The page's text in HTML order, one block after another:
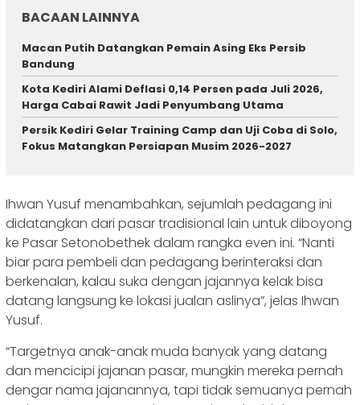
BACAAN LAINNYA
Macan Putih Datangkan Pemain Asing Eks Persib
Bandung
Kota Kediri Alami Deflasi 0,14 Persen pada Juli 2026,
Harga Cabai Rawit Jadi Penyumbang Utama
Persik Kediri Gelar Training Camp dan Uji Coba di Solo,
Fokus Matangkan Persiapan Musim 2026-2027
Ihwan Yusuf menambahkan, sejumlah pedagang ini
didatangkan dari pasar tradisional lain untuk diboyong
ke Pasar Setonobethek dalam rangka even ini. “Nanti
biar para pembeli dan pedagang berinteraksi dan
berkenalan, kalau suka dengan jajannya kelak bisa
datang langsung ke lokasi jualan aslinya”, jelas Ihwan
Yusuf.
“Targetnya anak-anak muda banyak yang datang
dan mencicipi jajanan pasar, mungkin mereka pernah
dengar nama jajanannya, tapi tidak semuanya pernah